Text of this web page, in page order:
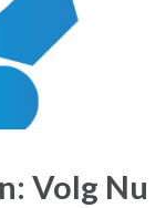
Volg Nu